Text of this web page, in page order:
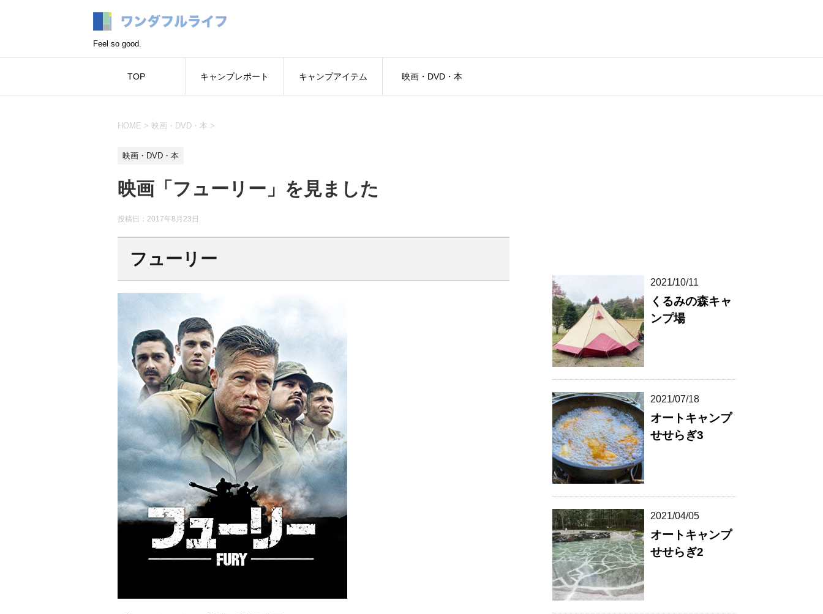
Feel so good.
TOP キャンプレポート キャンプアイテム 映画・DVD・本
HOME > 映画・DVD・本 >
映画・DVD・本
映画「フューリー」を見ました
投稿日： 2017年8月23日
フューリー
2021/10/11
くるみの森キャ
ンプ場
2021/07/18
オートキャンプ
せせらぎ3
2021/04/05
オートキャンプ
せせらぎ2